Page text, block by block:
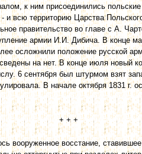
к ним присоединились польские
и всю территорию Царства
правительство во главе с А.
армии И.И. Дибича. В конце
осложнили положение русской
на нет. В конце июля новый
6 сентября был штурмом взят
В начале октября 1831 г.
+ + +
вооруженное восстание,